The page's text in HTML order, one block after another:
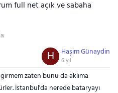
full net açık ve sabaha
Haşim Günaydin
6 yıl
H
zaten bunu da aklıma
İstanbul'da nerede bataryayı